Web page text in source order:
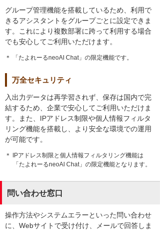
グループ管理機能を搭載しているため、利用で
きるアシスタントをグループごとに設定できま
す。これにより複数部署に跨って利用する場合
でも安心してご利用いただけます。
＊ 「たよれーるneoAI Chat」の限定機能です。
万全セキュリティ
入出力データは再学習されず、保存は国内で完
結するため、企業で安心してご利用いただけま
す。また、IPアドレス制限や個人情報フィルタ
リング機能を搭載し、より安全な環境での運用
が可能です。
＊ IPアドレス制限と個人情報フィルタリング機能は
「たよれーるneoAI Chat」の限定機能となります。
問い合わせ窓口
操作方法やシステムエラーといった問い合わせ
に、Webサイトで受け付け、メールで回答しま